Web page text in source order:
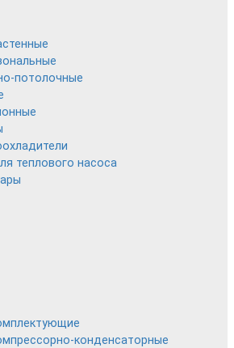
потолочные
теплового насоса
конденсаторные